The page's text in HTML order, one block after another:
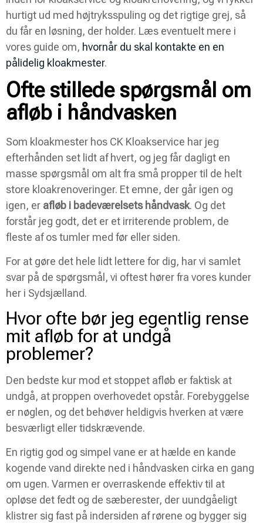
hurtigt ud med højtryksspuling og det rigtige grej, så
du får en løsning, der holder. Læs eventuelt mere i
vores guide om, hvornår du skal kontakte en en
pålidelig kloakmester.
Ofte stillede spørgsmål om
afløb i håndvasken
Som kloakmester hos CK Kloakservice har jeg
efterhånden set lidt af hvert, og jeg får dagligt en
masse spørgsmål om alt fra små propper til de helt
store kloakrenoveringer. Et emne, der går igen og
igen, er afløb i badeværelsets håndvask. Og det
forstår jeg godt, det er et irriterende problem, de
fleste af os tumler med før eller siden.
For at gøre det hele lidt lettere for dig, har vi samlet
svar på de spørgsmål, vi oftest hører fra vores kunder
her i Sydsjælland.
Hvor ofte bør jeg egentlig rense
mit afløb for at undgå
problemer?
Den bedste kur mod et stoppet afløb er faktisk at
undgå, at proppen overhovedet opstår. Forebyggelse
er nøglen, og det behøver heldigvis hverken at være
besværligt eller tidskrævende.
En rigtig god og simpel vane er at hælde en kande
kogende vand direkte ned i håndvasken cirka en gang
om ugen. Varmen er overraskende effektiv til at
opløse det fedt og de sæberester, der uundgåeligt
klistrer sig fast på indersiden af rørene og bygger sig